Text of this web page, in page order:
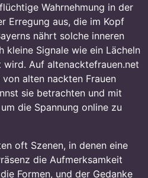
Wahrnehmung in der
Erregung aus, die im Kopf
nährt solche inneren
kleine Signale wie ein Lächeln
Auf altenacktefrauen.net
alten nackten Frauen
sie betrachten und mit
die Spannung online zu
oft Szenen, in denen eine
die Aufmerksamkeit
Formen, und der Gedanke